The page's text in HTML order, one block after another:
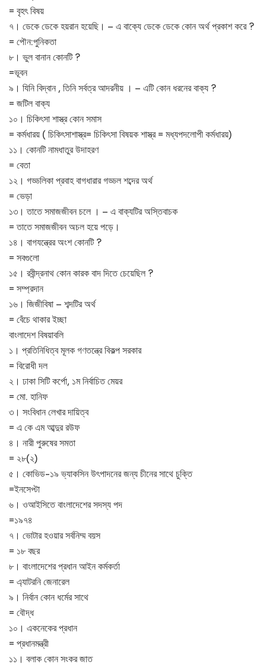
= বৃহৎ বিষয়
৭। ডেকে ডেকে হয়রান হয়েছি। – এ বাক্যে ডেকে ডেকে কোন অর্থ প্রকাশ করে ?
= পৌন:পুনিকতা
৮। ভুল বানান কোনটি ?
=ভূবন
৯। যিনি বিদ্বান , তিনি সর্বত্র আদরনীয় । – এটি কোন ধরনের বাক্য ?
= জটিল বাক্য
১০। চিকিৎসা শাস্ত্র কোন সমাস
= কর্মধারয় ( চিকিৎসাশাস্ত্র= চিকিৎসা বিষয়ক শাস্ত্র = মধ্যপদলোপী কর্মধারয়)
১১। কোনটি নামধাতুর উদাহরণ
= বেতা
১২। গড্ডলিকা প্রবাহ বাগধারার গড্ডল শব্দের অর্থ
= ভেড়া
১৩। তাতে সমাজজীবন চলে । – এ বাক্যটির অস্তিবাচক
= তাতে সমাজজীবন অচল হয়ে পড়ে।
১৪। বাগযন্ত্রের অংশ কোনটি ?
= সবগুলো
১৫। রবীন্দ্রনাথ কোন কারক বাদ দিতে চেয়েছিল ?
= সম্প্রদান
১৬। জিজীবিষা – শব্দটির অর্থ
= বেঁচে থাকার ইচ্ছা
বাংলাদেশ বিষয়াবলি
১। প্রতিনিধিত্ব মূলক গণতন্ত্রে বিকল্প সরকার
= বিরোধী দল
২। ঢাকা সিটি কর্পো, ১ম নির্বাচিত মেয়র
= মো. হানিফ
৩। সংবিধান লেখার দায়িত্ব
= এ কে এম আব্দুর রউফ
৪। নারী পুরুষের সমতা
= ২৮(২)
৫। কোভিড-১৯ ভ্যাকসিন উৎপাদনের জন্য চীনের সাথে চুক্তি
=ইনসেপ্টা
৬। ওআইসিতে বাংলাদেশের সদস্য পদ
=১৯৭৪
৭। ভোটার হওয়ার সর্বনিম্ম বয়স
= ১৮ বছর
৮। বাংলাদেশের প্রধান আইন কর্মকর্তা
= এ্যাটরনি জেনারেল
৯। নির্বান কোন ধর্মের সাথে
= বৌদ্ধ
১০। একনেকের প্রধান
= প্রধানমন্ত্রী
১১। বলাক কোন সংকর জাত